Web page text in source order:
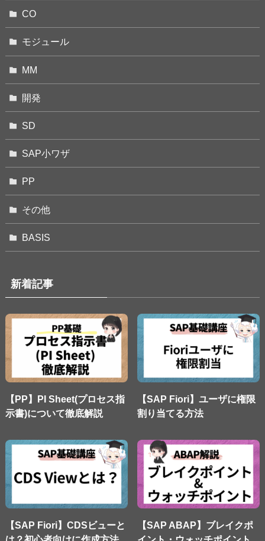
CO
モジュール
MM
開発
SD
SAP小ワザ
PP
その他
BASIS
新着記事
【PP】PI Sheet(プロセス指
示書)について徹底解説
【SAP Fiori】ユーザに権限
割り当てる方法
【SAP Fiori】CDSビューと
【SAP ABAP】ブレイクポ